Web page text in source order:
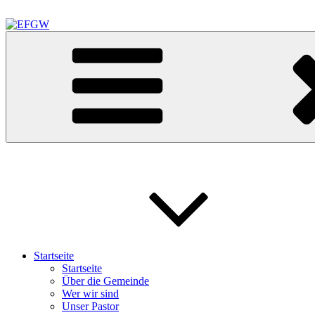
Inhalt
springen
Evangelisch Freikirchliche Gemeinde Waldkraiburg
Startseite
Startseite
Über die Gemeinde
Wer wir sind
Unser Pastor